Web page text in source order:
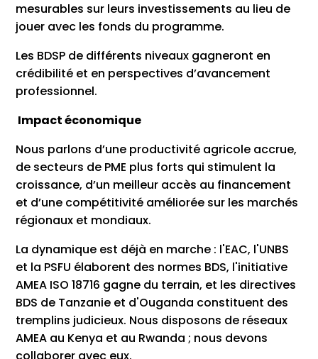
mesurables sur leurs investissements au lieu de
jouer avec les fonds du programme.
Les BDSP de différents niveaux gagneront en
crédibilité et en perspectives d’avancement
professionnel.
Impact économique
Nous parlons d’une productivité agricole accrue,
de secteurs de PME plus forts qui stimulent la
croissance, d’un meilleur accès au financement
et d’une compétitivité améliorée sur les marchés
régionaux et mondiaux.
La dynamique est déjà en marche : l'EAC, l'UNBS
et la PSFU élaborent des normes BDS, l'initiative
AMEA ISO 18716 gagne du terrain, et les directives
BDS de Tanzanie et d'Ouganda constituent des
tremplins judicieux. Nous disposons de réseaux
AMEA au Kenya et au Rwanda ; nous devons